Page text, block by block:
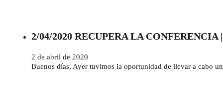
2/04/2020 RECUPERA LA
2 de abril de 2020
Buenos días, Ayer tuvimos la oportunidad de llevar a cabo